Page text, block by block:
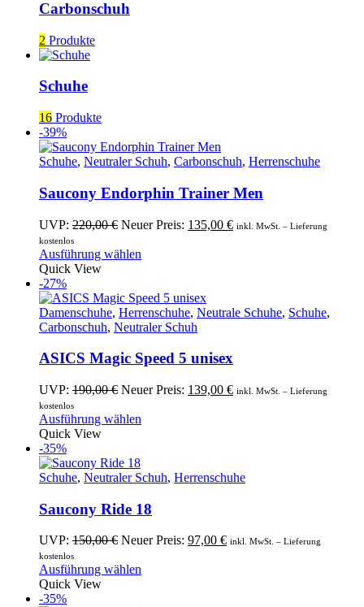
Carbonschuh
2 Produkte
Schuhe
16 Produkte
-39%
Schuhe, Neutraler Schuh, Carbonschuh, Herrenschuhe
Saucony Endorphin Trainer Men
UVP: 220,00€ Ursprünglicher
war:
Neuer Preis: 135,00 €Aktueller
inkl. MwSt. – Lieferung
kostenlos
Ausführung wählen
mehrere
Varianten
auf.
Optionen
können
auf
gewählt
Quick View
-27%
Damenschuhe, Herrenschuhe, Neutrale Schuhe, Schuhe,
Carbonschuh, Neutraler Schuh
ASICS Magic Speed 5 unisex
UVP: 190,00€ Ursprünglicher
war:
Neuer Preis: 139,00 €Aktueller
inkl. MwSt. – Lieferung
kostenlos
Ausführung wählen
Varianten
Die
Optionen
können
Produktseite
Quick View
-35%
Schuhe, Neutraler Schuh, Herrenschuhe
Saucony Ride 18
UVP: 150,00€ Ursprünglicher
war:
Neuer Preis: 97,00 €Aktueller
inkl. MwSt. – Lieferung
kostenlos
Ausführung wählen
Quick View
-35%